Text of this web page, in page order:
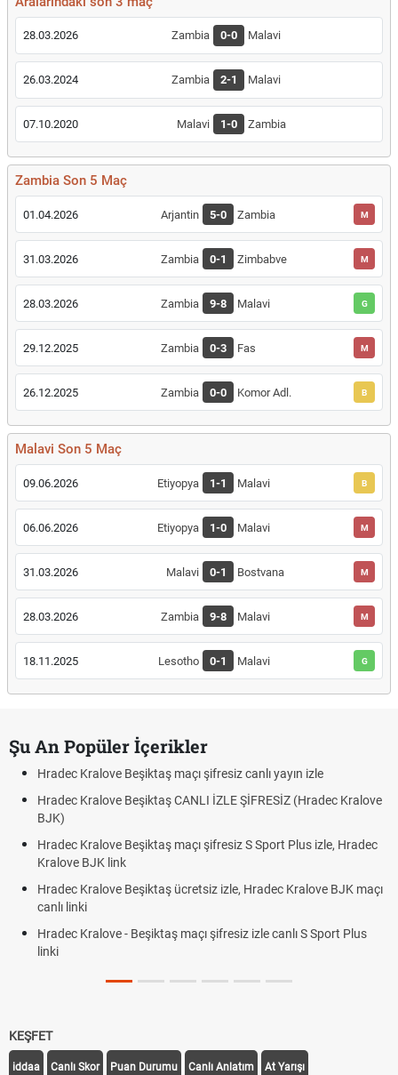
28.03.2026 Zambia 0-0 Malavi
26.03.2024 Zambia 2-1 Malavi
07.10.2020 Malavi 1-0 Zambia
Zambia Son 5 Maç
01.04.2026 Arjantin 5-0 Zambia M
31.03.2026 Zambia 0-1 Zimbabve M
28.03.2026 Zambia 9-8 Malavi G
29.12.2025 Zambia 0-3 Fas M
26.12.2025 Zambia 0-0 Komor Adl. B
Malavi Son 5 Maç
09.06.2026 Etiyopya 1-1 Malavi B
06.06.2026 Etiyopya 1-0 Malavi M
31.03.2026 Malavi 0-1 Bostvana M
28.03.2026 Zambia 9-8 Malavi M
18.11.2025 Lesotho 0-1 Malavi G
Şu An Popüler İçerikler
Hradec Kralove Beşiktaş maçı şifresiz canlı yayın izle
Hradec Kralove Beşiktaş CANLI İZLE ŞİFRESİZ (Hradec Kralove
BJK)
Hradec Kralove Beşiktaş maçı şifresiz S Sport Plus izle, Hradec
Kralove BJK link
Hradec Kralove Beşiktaş ücretsiz izle, Hradec Kralove BJK maçı
canlı linki
Hradec Kralove - Beşiktaş maçı şifresiz izle canlı S Sport Plus
linki
KEŞFET
iddaa Canlı Skor Puan Durumu Canlı Anlatım At Yarışı